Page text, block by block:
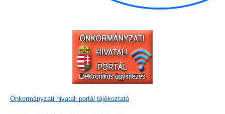
Önkormányzati hivatali portál tájékoztató